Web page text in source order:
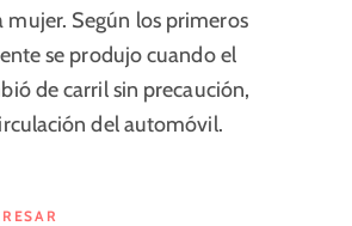
Según los primeros
se produjo cuando el
de carril sin precaución,
del automóvil.